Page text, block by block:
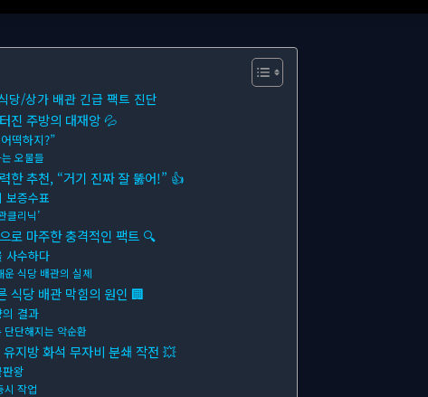
당/상가 배관 긴급 팩트 진단
진 주방의 대재앙 💦
떡하지?”
오물들
한 추천, “거기 진짜 잘 뚫어!” 👍
보증수표
클리닉’
로 마주한 충격적인 팩트 🔍
사수하다
운 식당 배관의 실체
식당 배관 막힘의 원인 🏢
결과
단단해지는 악순환
지방 화석 무자비 분쇄 작전 💥
왕
시 작업